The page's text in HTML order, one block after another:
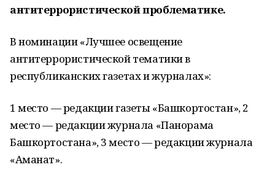
антитеррористической проблематике.
В номинации «Лучшее освещение
антитеррористической тематики в
республиканских газетах и журналах»:
1 место — редакции газеты «Башкортостан», 2
место — редакции журнала «Панорама
Башкортостана», 3 место — редакции журнала
«Аманат».